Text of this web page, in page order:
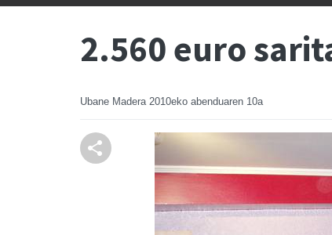
2.560 euro
Ubane Madera 2010eko abenduaren 10a